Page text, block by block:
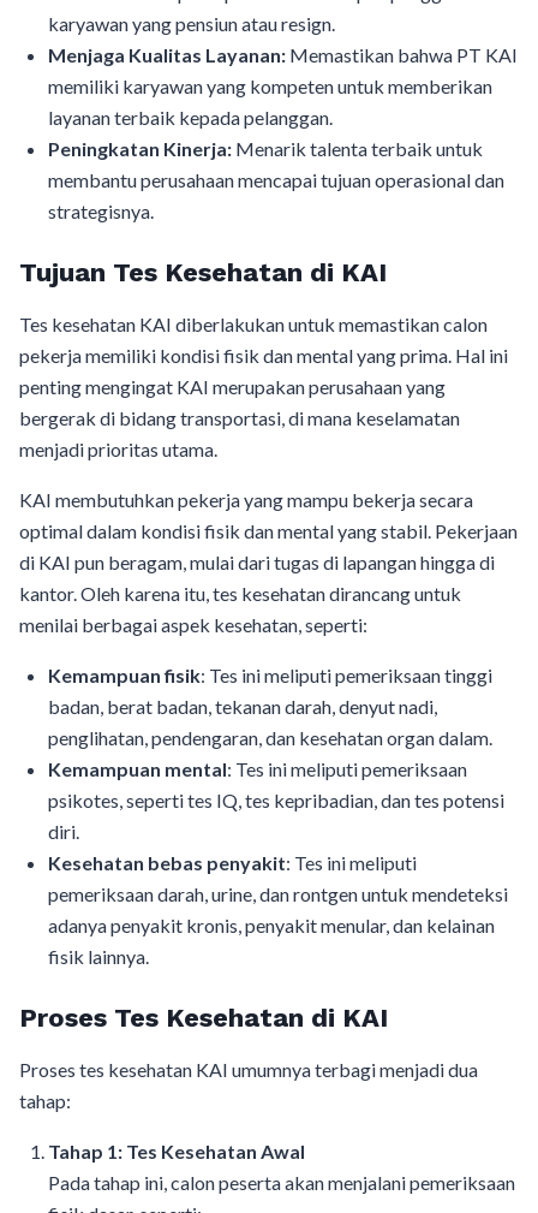
karyawan yang pensiun atau resign.
Menjaga Kualitas Layanan: Memastikan bahwa PT KAI
memiliki karyawan yang kompeten untuk memberikan
layanan terbaik kepada pelanggan.
Peningkatan Kinerja: Menarik talenta terbaik untuk
membantu perusahaan mencapai tujuan operasional dan
strategisnya.
Tujuan Tes Kesehatan di KAI
Tes kesehatan KAI diberlakukan untuk memastikan calon
pekerja memiliki kondisi fisik dan mental yang prima. Hal ini
penting mengingat KAI merupakan perusahaan yang
bergerak di bidang transportasi, di mana keselamatan
menjadi prioritas utama.
KAI membutuhkan pekerja yang mampu bekerja secara
optimal dalam kondisi fisik dan mental yang stabil. Pekerjaan
di KAI pun beragam, mulai dari tugas di lapangan hingga di
kantor. Oleh karena itu, tes kesehatan dirancang untuk
menilai berbagai aspek kesehatan, seperti:
Kemampuan fisik: Tes ini meliputi pemeriksaan tinggi
badan, berat badan, tekanan darah, denyut nadi,
penglihatan, pendengaran, dan kesehatan organ dalam.
Kemampuan mental: Tes ini meliputi pemeriksaan
psikotes, seperti tes IQ, tes kepribadian, dan tes potensi
diri.
Kesehatan bebas penyakit: Tes ini meliputi
pemeriksaan darah, urine, dan rontgen untuk mendeteksi
adanya penyakit kronis, penyakit menular, dan kelainan
fisik lainnya.
Proses Tes Kesehatan di KAI
Proses tes kesehatan KAI umumnya terbagi menjadi dua
tahap:
Tahap 1: Tes Kesehatan Awal
Pada tahap ini, calon peserta akan menjalani pemeriksaan